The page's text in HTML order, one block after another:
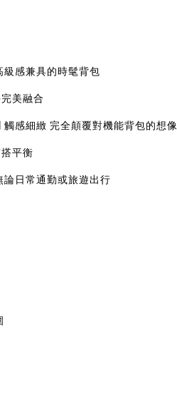
級感兼具的時髦背包
美融合
感細緻 完全顛覆對機能背包的想像
搭平衡
日常通勤或旅遊出行